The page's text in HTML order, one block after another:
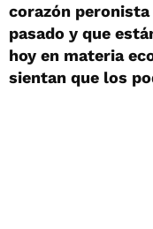
corazón
pasado y que
hoy en materia
sientan que los